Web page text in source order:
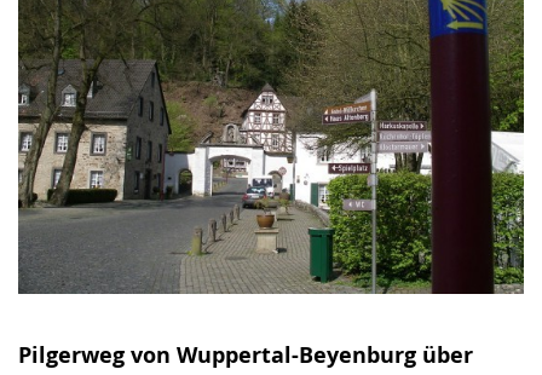
Pilgerweg von Wuppertal-Beyenburg über